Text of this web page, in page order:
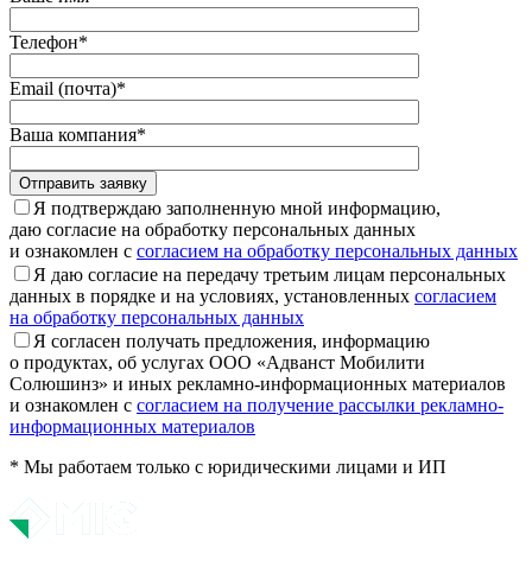
Телефон*
Email (почта)*
Ваша компания*
Отправить заявку
Я подтверждаю заполненную мной информацию,
даю согласие на обработку персональных данных
и ознакомлен с согласием на обработку персональных данных
Я даю согласие на передачу третьим лицам персональных
данных в порядке и на условиях, установленных согласием
на обработку персональных данных
Я согласен получать предложения, информацию
о продуктах, об услугах ООО «Адванст Мобилити
Солюшинз» и иных рекламно-информационных материалов
и ознакомлен с согласием на получение рассылки рекламно-
информационных материалов
* Мы работаем только с юридическими лицами и ИП